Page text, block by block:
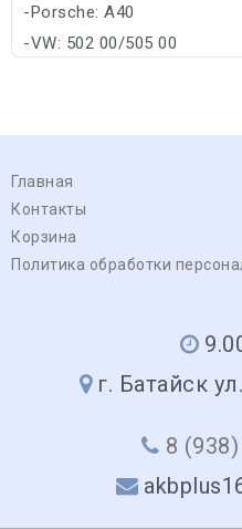
-Porsche: A40
-VW: 502 00/505 00
Главная
Контакты
Корзина
Политика обработки
г. Батайск
8